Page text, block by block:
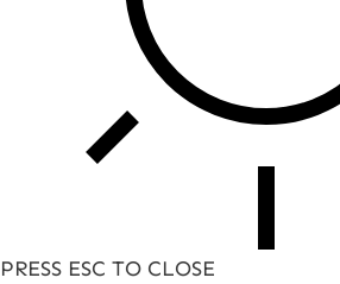
PRESS ESC TO CLOSE